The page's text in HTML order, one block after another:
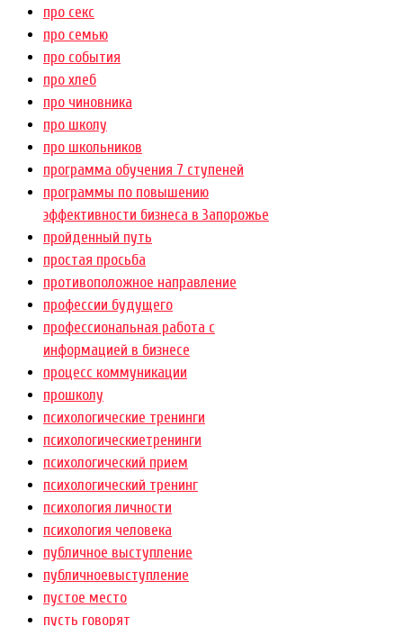
про секс
про семью
про события
про хлеб
про чиновника
про школу
про школьников
программа обучения 7 ступеней
программы по повышению
эффективности бизнеса в Запорожье
пройденный путь
простая просьба
противоположное направление
профессии будущего
профессиональная работа с
информацией в бизнесе
процесс коммуникации
прошколу
психологические тренинги
психологическиетренинги
психологический прием
психологический тренинг
психология личности
психология человека
публичное выступление
публичноевыступление
пустое место
пусть говорят